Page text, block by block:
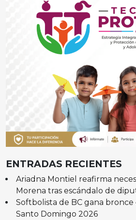
ENTRADAS RECIENTES
Ariadna Montiel reafirma
Morena tras escándalo de
Softbolista de BC gana bronce
Santo Domingo 2026